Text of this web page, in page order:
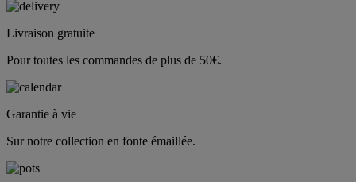
Livraison gratuite
Pour toutes les commandes de plus de 50€.
Garantie à vie
Sur notre collection en fonte émaillée.